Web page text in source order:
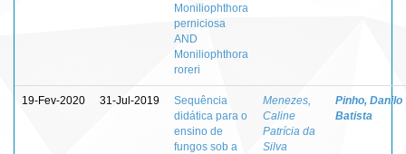
Moniliophthora
perniciosa
AND
Moniliophthora
roreri
19-Fev-2020 31-Jul-2019
Sequência
didática para o
ensino de
fungos sob a
Menezes,
Caline
Patrícia da
Silva
Pinho, Danilo
Batista